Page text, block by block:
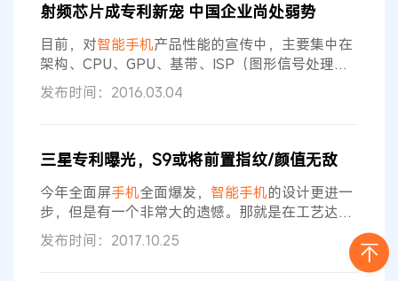
的一些甩动切歌、翻转静音等也都用到了这枚传感
器。 指纹传感器 从2013年开始，指纹传感器开始
在智能手机中爆发式增长。它可以自动采集用户
射频芯片成专利新宠 中国企业尚处弱势
目前，对智能手机产品性能的宣传中，主要集中在
架构、CPU、GPU、基带、ISP（图形信号处理）
等方面，其实手机的射频芯片才是影响
能的关键部件。智能手机
待机时间，手机上耗电最大的部件就是功率放大器
（PA），其效率将直接影响 智能手机的待机情况。
隐藏的蓝海市场手机的射频部分中的
发布时间：2016.03.04
三星专利曝光，S9或将前置指纹/颜值无敌
今年全面屏手机全面爆发， 智能手机的设计更进一
步，但是有一个非常大的遗憾。那就是在工艺达不
到量产的前提下，所有厂商都进行了妥协，将指纹
识别安放在 手机 背部，甚至取消指纹识别。 三星的
屏幕下指纹识别专利 但是，这并不代表所有厂家都
发布时间：2017.10.25